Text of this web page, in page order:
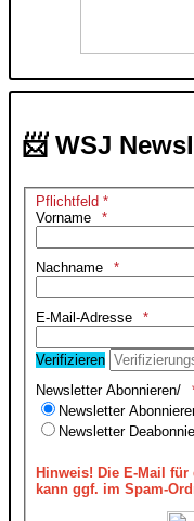
📨 WSJ
Pflichtfeld *
Vorname
Nachname
E-Mail-Adresse
Verifizieren
Newsletter Abonnieren/
Newsletter
Newsletter
Hinweis! Die E-Mail
kann ggf. im Spam-